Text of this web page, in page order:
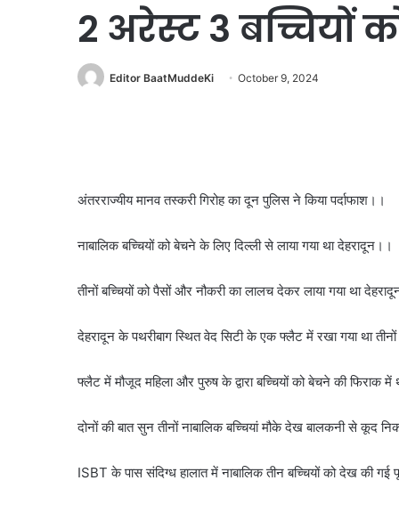
2 अरेस्ट 3 बच्चियों
Editor BaatMuddeKi October 9, 2024
अंतरराज्यीय मानव तस्करी गिरोह का दून पुलिस ने किया पर्दाफाश।।
नाबालिक बच्चियों को बेचने के लिए दिल्ली से लाया गया था देहरादून।।
तीनों बच्चियों को पैसों और नौकरी का लालच देकर लाया गया था
देहरादून के पथरीबाग स्थित वेद सिटी के एक फ्लैट में रखा गया था
फ्लैट में मौजूद महिला और पुरुष के द्वारा बच्चियों को बेचने की फिराक
दोनों की बात सुन तीनों नाबालिक बच्चियां मौके देख बालकनी से कूद
ISBT के पास संदिग्ध हालात में नाबालिक तीन बच्चियों को देख की